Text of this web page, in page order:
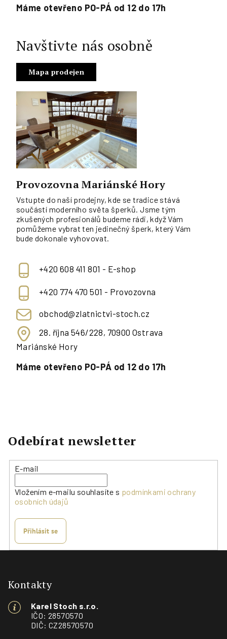
Máme otevřeno PO-PÁ od 12 do 17h
Navštivte nás osobně
Mapa prodejen
Provozovna Mariánské Hory
Vstupte do naší prodejny, kde se tradice stává
součástí moderního světa šperků. Jsme tým
zkušených profesionálů budeme rádi, když Vám
pomůžeme vybrat ten jedinečný šperk, který Vám
bude dokonale vyhovovat.
+420 608 411 801 - E-shop
+420 774 470 501 - Provozovna
obchod@zlatnictvi-stoch.cz
28. října 546/228, 70900 Ostrava
Mariánské Hory
Máme otevřeno PO-PÁ od 12 do 17h
Odebírat newsletter
E-mail
Vložením e-mailu souhlasíte s podmínkami ochrany
osobních údajů
Přihlásit se
Kontakty
Karel Stoch s.r.o.
IČO: 28570570
DIČ: CZ28570570